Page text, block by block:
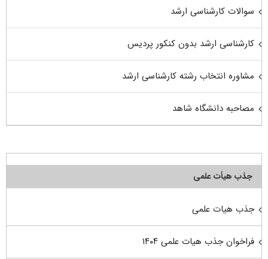
سوالات کارشناسی ارشد
کارشناسی ارشد بدون کنکور پردیس
مشاوره انتخاب رشته کارشناسی ارشد
مصاحبه دانشگاه شاهد
جذب هیأت علمی
جذب هیات علمی
فراخوان جذب هیات علمی ۱۴۰۴